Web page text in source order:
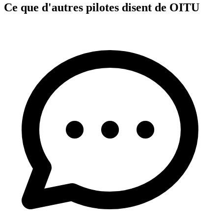
Ce que d'autres pilotes disent de OITU